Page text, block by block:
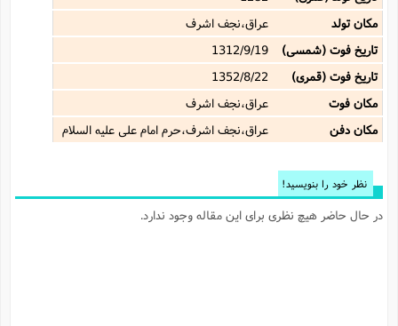
مکان تولد
عراق،نجف اشرف
تاریخ فوت (شمسی)
1312/9/19
تاریخ فوت (قمری)
1352/8/22
مکان فوت
عراق،نجف اشرف
مکان دفن
عراق،نجف اشرف،حرم امام علی علیه السلام
نظر خود را بنویسید!
در حال حاضر هیچ نظری برای این مقاله وجود ندارد.